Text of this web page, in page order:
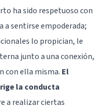
ha sido respetuoso con
a sentirse empoderada;
lo propician, le
junto a una conexión,
con ella misma. El
la conducta
a realizar ciertas